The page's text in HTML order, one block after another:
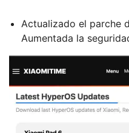
Actualizado el parche
Aumentada la